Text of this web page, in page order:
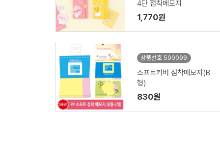
4단 점착메모지
1,770원
상품번호 590099
소프트커버 점착메모지(B
형)
830원